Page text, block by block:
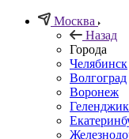
Москва
Назад
Города
Челябинск
Волгоград
Воронеж
Геленджик